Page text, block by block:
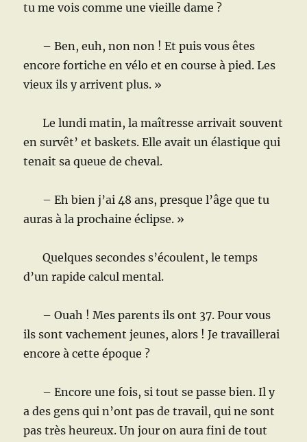
tu me vois comme une vieille dame ?
– Ben, euh, non non ! Et puis vous êtes
encore fortiche en vélo et en course à pied. Les
vieux ils y arrivent plus. »
Le lundi matin, la maîtresse arrivait souvent
en survêt’ et baskets. Elle avait un élastique qui
tenait sa queue de cheval.
– Eh bien j’ai 48 ans, presque l’âge que tu
auras à la prochaine éclipse. »
Quelques secondes s’écoulent, le temps
d’un rapide calcul mental.
– Ouah ! Mes parents ils ont 37. Pour vous
ils sont vachement jeunes, alors ! Je travaillerai
encore à cette époque ?
– Encore une fois, si tout se passe bien. Il y
a des gens qui n’ont pas de travail, qui ne sont
pas très heureux. Un jour on aura fini de tout